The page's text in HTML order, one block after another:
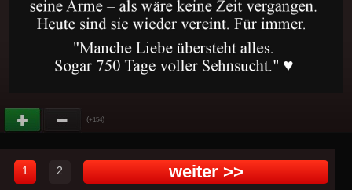
(+154)
1 2 weiter >>